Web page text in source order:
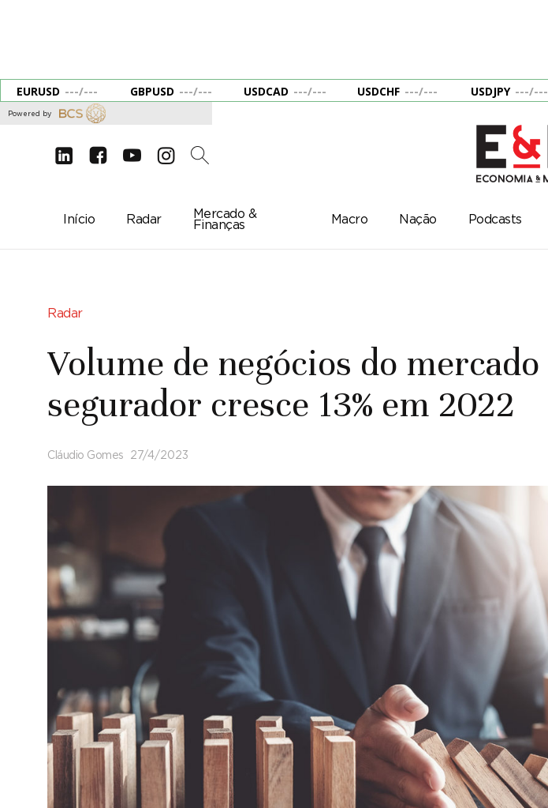
EURUSD ---/--- GBPUSD ---/--- USDCAD ---/--- USDCHF ---/--- USDJPY ---/---
Powered by
d e g c 2
Início Radar
Mercado &
Finanças
Macro Nação Podcasts
Radar
Volume de negócios do mercado
segurador cresce 13% em 2022
Cláudio Gomes 27/4/2023